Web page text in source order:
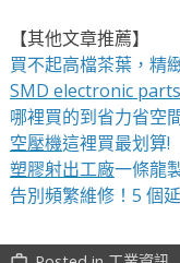
【其他文章推薦】
買不起高檔茶葉，精
SMD electronic
哪裡買的到省力省空
空壓機這裡買最划算!
塑膠射出工廠一條龍
告別頻繁維修！5 個